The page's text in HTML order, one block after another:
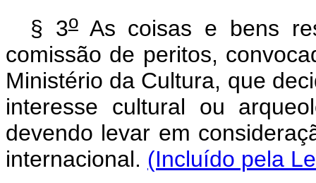
§ 3oAs coisas e bens
comissão de peritos,
Ministério da Cultura, que
interesse cultural ou
devendo levar em
internacional. (Incluído pela